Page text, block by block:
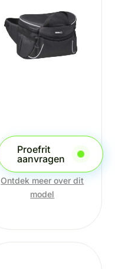
Proefrit
aanvragen
Ontdek meer over dit
model